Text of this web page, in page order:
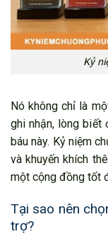
Kỷ
Nó không chỉ là
ghi nhận, lòng
báu này. Kỷ niệm
và khuyến khích
một cộng đồng tốt
Tại sao nên
trợ?